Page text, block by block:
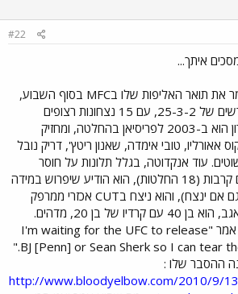
#22
איתך...
אנטוניו מקי, ששמר את תואר האליפות שלו בMFC בסוף השבוע,
לוחם עם מאזן מרשים של 25-3-2, עם 15 נצחונות רצופים
כשההפסד האחרון הוא ב-2003 לפריסיאן בהחלטה, ומחזיק
אאורליו, טובי אימדה, שאנון ריטץ', דריק נובל
עוד אנקדוטה, בגלל תלונות על חוסר
היכולת שלו לסיים קרבות (18 החלטות), הוא הודיע שיפרוש במידה
ויסיים בהחלטה (גם אם ינצח), והוא ניצח בCUT אכזרי ממרפק
בסיבוב הראשון. אגב, הוא בן 40 עם קרדיו של בן 20, מדהים.
בסוף הקרב, הוא אמר "I'm waiting for the UFC to release
BJ [Penn] or Sean Sherk so I can tear their ass up, too."
ההסבר שלו :
http://www.bloodyelbow.com/2010/9/